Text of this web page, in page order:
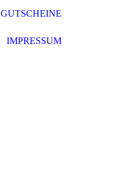
GUTSCHEINE
IMPRESSUM